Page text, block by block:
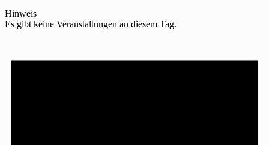
Hinweis
Es gibt keine Veranstaltungen an diesem Tag.